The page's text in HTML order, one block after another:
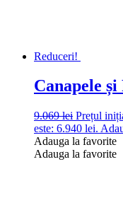
Reduceri!
Canapele
9.069lei Prețul
este: 6.940 lei.
Adauga la favorite
Adauga la favorite